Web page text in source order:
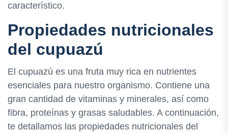
característico.
Propiedades nutricionales
del cupuazú
El cupuazú es una fruta muy rica en nutrientes
esenciales para nuestro organismo. Contiene una
gran cantidad de vitaminas y minerales, así como
fibra, proteínas y grasas saludables. A continuación,
te detallamos las propiedades nutricionales del